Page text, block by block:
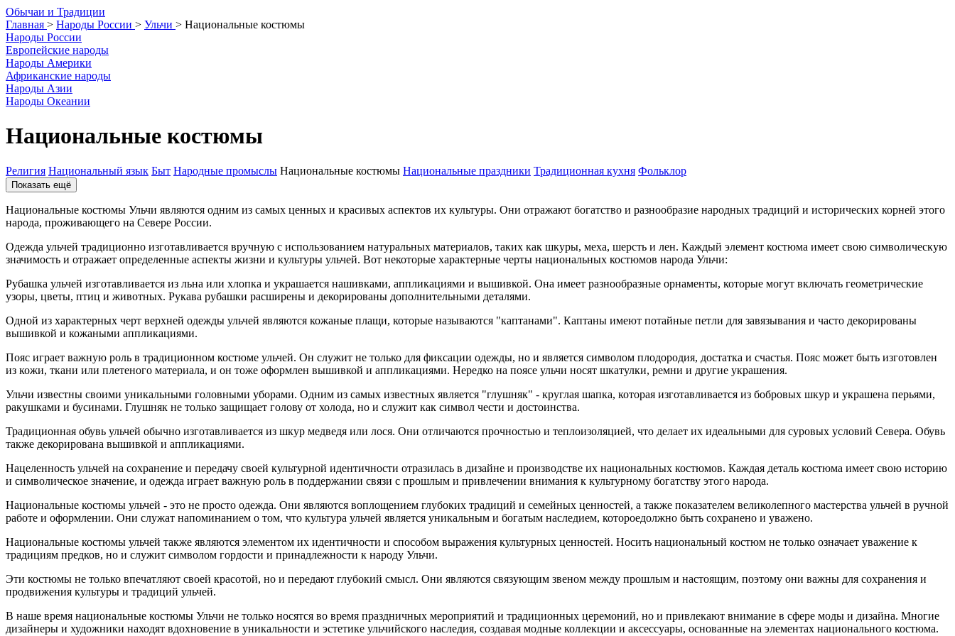
Обычаи и Традиции
Главная > Народы России > Ульчи > Национальные костюмы
Народы России
Европейские народы
Народы Америки
Африканские народы
Народы Азии
Народы Океании
Национальные костюмы
Религия Национальный язык Быт Народные промыслы Национальные костюмы Национальные праздники Традиционная кухня Фольклор
Показать ещё
Национальные костюмы Ульчи являются одним из самых ценных и красивых аспектов их культуры. Они отражают богатство и разнообразие народных традиций и исторических корней этого
народа, проживающего на Севере России.
Одежда ульчей традиционно изготавливается вручную с использованием натуральных материалов, таких как шкуры, меха, шерсть и лен. Каждый элемент костюма имеет свою символическую
значимость и отражает определенные аспекты жизни и культуры ульчей. Вот некоторые характерные черты национальных костюмов народа Ульчи:
Рубашка ульчей изготавливается из льна или хлопка и украшается нашивками, аппликациями и вышивкой. Она имеет разнообразные орнаменты, которые могут включать геометрические
узоры, цветы, птиц и животных. Рукава рубашки расширены и декорированы дополнительными деталями.
Одной из характерных черт верхней одежды ульчей являются кожаные плащи, которые называются "каптанами". Каптаны имеют потайные петли для завязывания и часто декорированы
вышивкой и кожаными аппликациями.
Пояс играет важную роль в традиционном костюме ульчей. Он служит не только для фиксации одежды, но и является символом плодородия, достатка и счастья. Пояс может быть изготовлен
из кожи, ткани или плетеного материала, и он тоже оформлен вышивкой и аппликациями. Нередко на поясе ульчи носят шкатулки, ремни и другие украшения.
Ульчи известны своими уникальными головными уборами. Одним из самых известных является "глушняк" - круглая шапка, которая изготавливается из бобровых шкур и украшена перьями,
ракушками и бусинами. Глушняк не только защищает голову от холода, но и служит как символ чести и достоинства.
Традиционная обувь ульчей обычно изготавливается из шкур медведя или лося. Они отличаются прочностью и теплоизоляцией, что делает их идеальными для суровых условий Севера. Обувь
также декорирована вышивкой и аппликациями.
Нацеленность ульчей на сохранение и передачу своей культурной идентичности отразилась в дизайне и производстве их национальных костюмов. Каждая деталь костюма имеет свою историю
и символическое значение, и одежда играет важную роль в поддержании связи с прошлым и привлечении внимания к культурному богатству этого народа.
Национальные костюмы ульчей - это не просто одежда. Они являются воплощением глубоких традиций и семейных ценностей, а также показателем великолепного мастерства ульчей в ручной
работе и оформлении. Они служат напоминанием о том, что культура ульчей является уникальным и богатым наследием, котороедолжно быть сохранено и уважено.
Национальные костюмы ульчей также являются элементом их идентичности и способом выражения культурных ценностей. Носить национальный костюм не только означает уважение к
традициям предков, но и служит символом гордости и принадлежности к народу Ульчи.
Эти костюмы не только впечатляют своей красотой, но и передают глубокий смысл. Они являются связующим звеном между прошлым и настоящим, поэтому они важны для сохранения и
продвижения культуры и традиций ульчей.
В наше время национальные костюмы Ульчи не только носятся во время праздничных мероприятий и традиционных церемоний, но и привлекают внимание в сфере моды и дизайна. Многие
дизайнеры и художники находят вдохновение в уникальности и эстетике ульчийского наследия, создавая модные коллекции и аксессуары, основанные на элементах национального костюма.